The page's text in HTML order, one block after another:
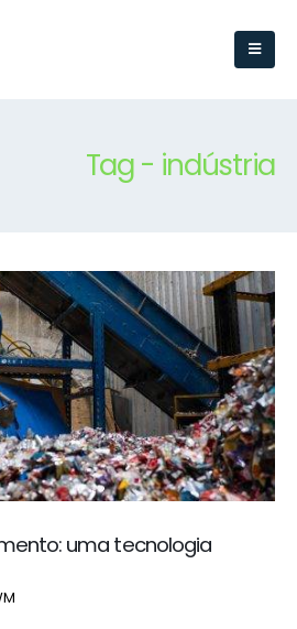
Tag - indústria
uma tecnologia